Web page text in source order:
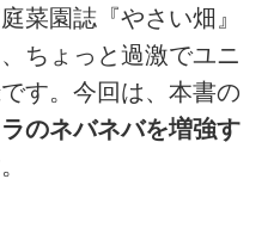
菜園誌『やさい畑』
ちょっと過激でユニ
す。今回は、本書の
のネバネバを増強す